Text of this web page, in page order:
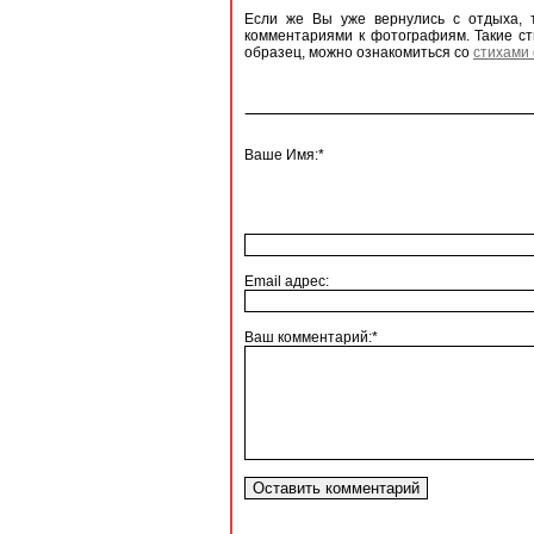
Если же Вы уже вернулись с отдыха,
комментариями к фотографиям. Такие
образец, можно ознакомиться со стихами
Ваше Имя:*
Email адрес:
Ваш комментарий:*